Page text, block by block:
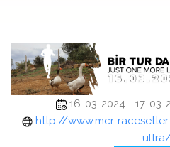
16-03-2024 - 17-03-
http://www.mcr-